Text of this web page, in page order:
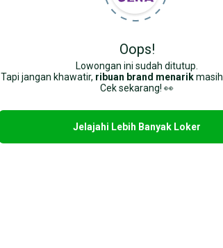
Oops!
Lowongan ini sudah ditutup.
Tapi jangan khawatir, ribuan brand menarik
Cek sekarang! 👀
Jelajahi Lebih Banyak Loker